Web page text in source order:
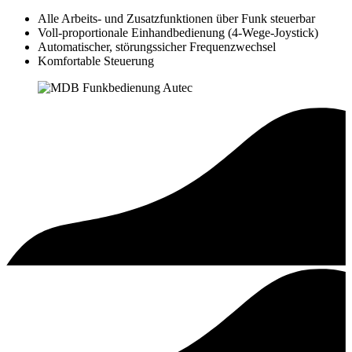
Alle Arbeits- und Zusatzfunktionen über Funk steuerbar
Voll-proportionale Einhandbedienung (4-Wege-Joystick)
Automatischer, störungssicher Frequenzwechsel
Komfortable Steuerung